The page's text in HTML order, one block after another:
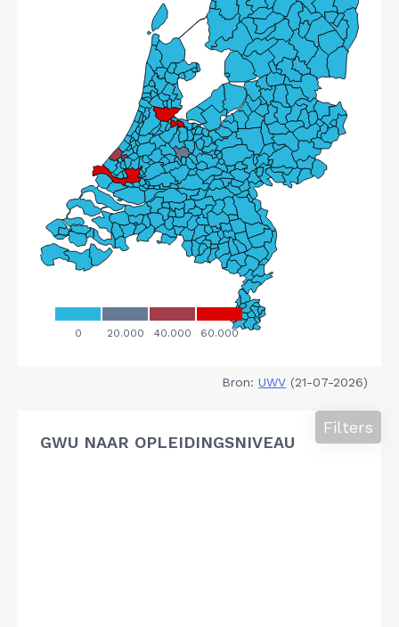
Bron: UWV (21-07-2026)
GWU NAAR OPLEIDINGSNIVEAU
Filters